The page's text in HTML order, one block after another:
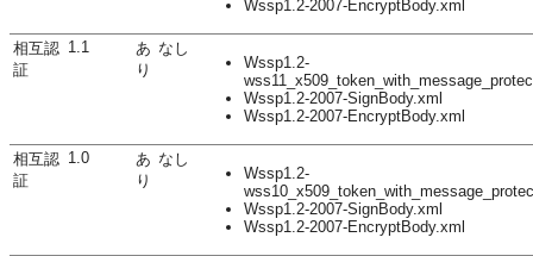
Wssp1.2-2007-EncryptBody.xml
相互認
証
1.1
あ
り
なし
Wssp1.2-
Wssp1.2-2007-SignBody.xml
Wssp1.2-2007-EncryptBody.xml
相互認
証
1.0
あ
り
なし
Wssp1.2-
Wssp1.2-2007-SignBody.xml
Wssp1.2-2007-EncryptBody.xml